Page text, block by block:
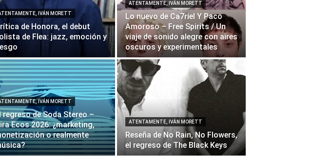
IVÁN MORETT
de Honora, el debut
de Flea: jazz, emoción y
ATENTAMENTE, IVÁN MORETT
Lo nuevo de Ca7riel Y Paco
Amoroso – Free Spirits / Un
viaje de sonido alegre con aires
oscuros y experimentales
IVÁN MORETT
regreso de Soda Stereo –
Ecos 2026: ¿marketing,
o realmente
ATENTAMENTE, IVÁN MORETT
Reseña de No Rain, No Flowers,
el regreso de The Black Keys